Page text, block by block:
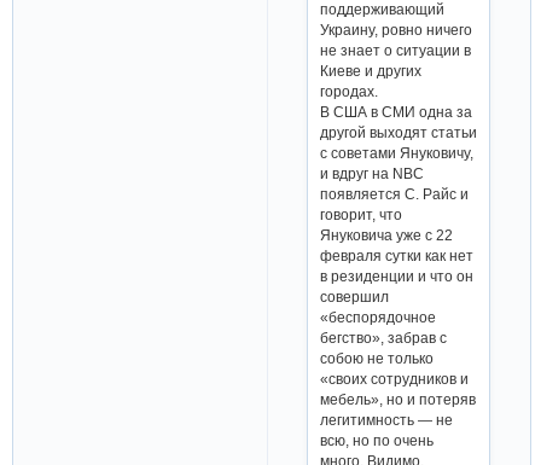
поддерживающий
Украину, ровно ничего
не знает о ситуации в
Киеве и других
городах.
В США в СМИ одна за
другой выходят статьи
с советами Януковичу,
и вдруг на NBC
появляется С. Райс и
говорит, что
Януковича уже с 22
февраля сутки как нет
в резиденции и что он
совершил
«беспорядочное
бегство», забрав с
собою не только
«своих сотрудников и
мебель», но и потеряв
легитимность — не
всю, но по очень
много. Видимо,